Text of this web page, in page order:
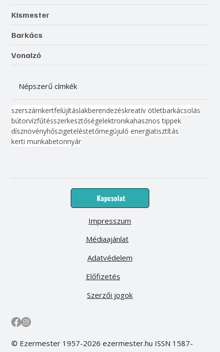
Kismester
Barkács
Vonalzó
Népszerű címkék
szerszámkertfelújításlakberendezéskreatív ötletbarkácsolás
bútorvízfűtésszerkesztőségelektronikahasznos tippek
dísznövényhőszigeteléstetőmegújuló energiatisztítás
kerti munkabetonnyár
Kapcsolat
Médiaajánlat
Előfizetés
Impresszum
Adatvédelem
Szerzői jogok
© Ezermester 1957-2026 ezermester.hu ISSN 1587-